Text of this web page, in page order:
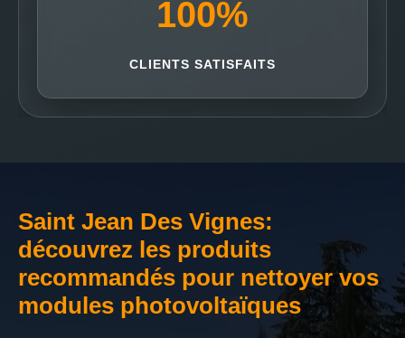
100%
CLIENTS SATISFAITS
Saint Jean Des Vignes:
découvrez les produits
recommandés pour nettoyer vos
modules photovoltaïques